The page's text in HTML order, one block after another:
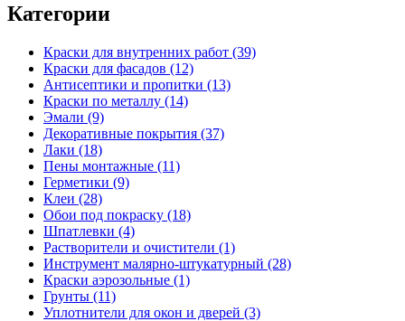
Категории
Краски для внутренних работ (39)
Краски для фасадов (12)
Антисептики и пропитки (13)
Краски по металлу (14)
Эмали (9)
Декоративные покрытия (37)
Лаки (18)
Пены монтажные (11)
Герметики (9)
Клеи (28)
Обои под покраску (18)
Шпатлевки (4)
Растворители и очистители (1)
Инструмент малярно-штукатурный (28)
Краски аэрозольные (1)
Грунты (11)
Уплотнители для окон и дверей (3)